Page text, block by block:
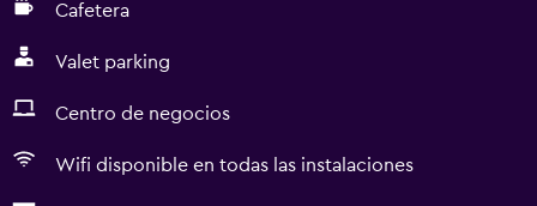
Cafetera
Valet parking
Centro de negocios
Wifi disponible en todas las instalaciones